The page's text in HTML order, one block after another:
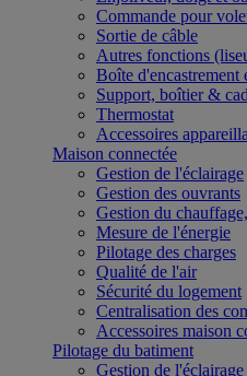
Commande pour
Sortie de câble
Autres fonctions
Boîte d'encastrement
Support, boîtier &
Thermostat
Accessoires
Maison connectée
Gestion de l'éclairage
Gestion des ouvrants
Gestion du
Mesure de l'énergie
Pilotage des charges
Qualité de l'air
Sécurité du logement
Centralisation des
Accessoires maison
Pilotage du batiment
Gestion de l'éclairage